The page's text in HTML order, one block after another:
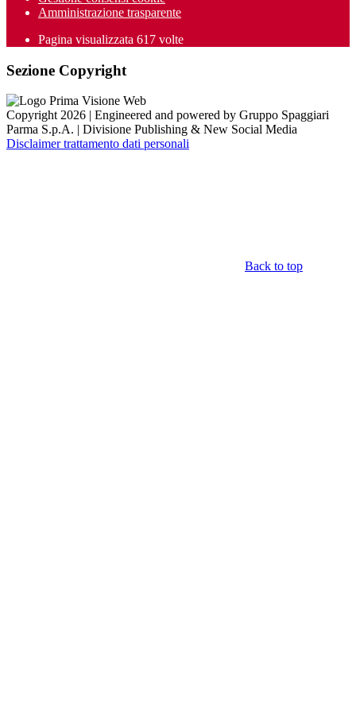
Amministrazione trasparente
Pagina visualizzata 617 volte
Sezione Copyright
Copyright 2026 | Engineered and powered by Gruppo Spaggiari
Parma S.p.A. | Divisione Publishing & New Social Media
Disclaimer trattamento dati personali
Back to top